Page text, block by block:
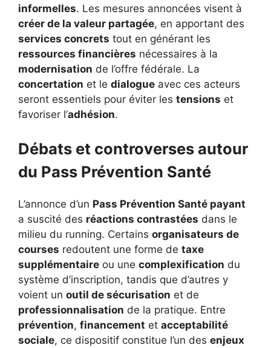
informelles. Les mesures annoncées visent à
créer de la valeur partagée, en apportant des
services concrets tout en générant les
ressources financières nécessaires à la
modernisation de l’offre fédérale. La
concertation et le dialogue avec ces acteurs
seront essentiels pour éviter les tensions et
favoriser l’adhésion.
Débats et controverses autour
du Pass Prévention Santé
L’annonce d’un Pass Prévention Santé payant
a suscité des réactions contrastées dans le
milieu du running. Certains organisateurs de
courses redoutent une forme de taxe
supplémentaire ou une complexification du
système d’inscription, tandis que d’autres y
voient un outil de sécurisation et de
professionnalisation de la pratique. Entre
prévention, financement et acceptabilité
sociale, ce dispositif constitue l’un des enjeux